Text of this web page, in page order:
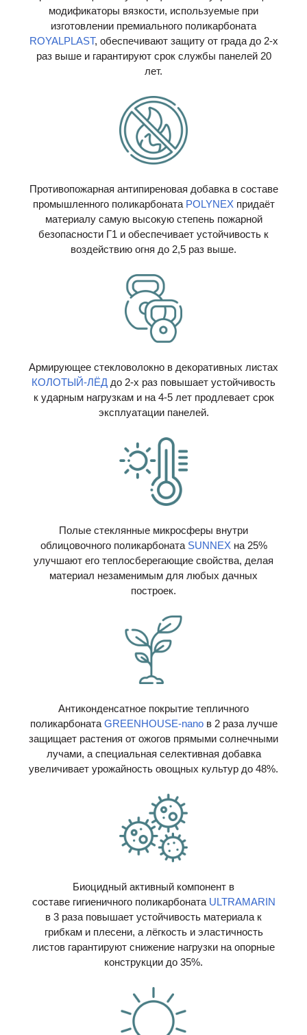
модификаторы вязкости, используемые при
изготовлении премиального поликарбоната
ROYALPLAST, обеспечивают защиту от града до 2-х
раз выше и гарантируют срок службы панелей 20
лет.
Противопожарная антипиреновая добавка в составе
промышленного поликарбоната POLYNEX придаёт
материалу самую высокую степень пожарной
безопасности Г1 и обеспечивает устойчивость к
воздействию огня до 2,5 раз выше.
Армирующее стекловолокно в декоративных листах
КОЛОТЫЙ-ЛЁД до 2-х раз повышает устойчивость
к ударным нагрузкам и на 4-5 лет продлевает срок
эксплуатации панелей.
Полые стеклянные микросферы внутри
облицовочного поликарбоната SUNNEX на 25%
улучшают его теплосберегающие свойства, делая
материал незаменимым для любых дачных
построек.
Антиконденсатное покрытие тепличного
поликарбоната GREENHOUSE-nanoв 2 раза лучше
защищает растения от ожогов прямыми солнечными
лучами, а специальная селективная добавка
увеличивает урожайность овощных культур до 48%.
Биоцидный активный компонент в
составе гигиеничного поликарбоната ULTRAMARIN
в 3 раза повышает устойчивость материала к
грибкам и плесени, а лёгкость и эластичность
листов гарантируют снижение нагрузки на опорные
конструкции до 35%.